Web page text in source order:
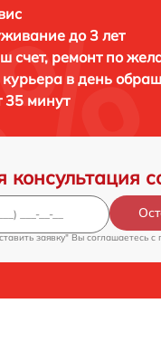
до 3 лет
счет, ремонт по
в день
35 минут
консультация
заявку" Вы соглашаетесь c